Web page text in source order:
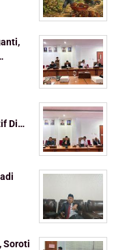
Di…
Soroti